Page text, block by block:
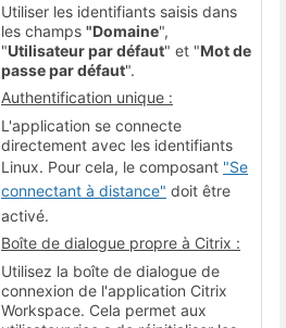
Utiliser les identifiants saisis dans
les champs "Domaine",
"Utilisateur par défaut" et "Mot de
passe par défaut".
Authentification unique :
L'application se connecte
directement avec les identifiants
Linux. Pour cela, le composant "Se
connectant à distance" doit être
activé.
Boîte de dialogue propre à Citrix :
Utilisez la boîte de dialogue de
connexion de l'application Citrix
Workspace. Cela permet aux